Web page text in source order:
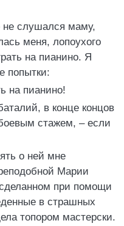
не слушался маму,
меня, лопоухого
на пианино. Я
попытки:
на пианино!
в конце концов
стажем, – если
о ней мне
Марии
при помощи
в страшных
топором мастерски.